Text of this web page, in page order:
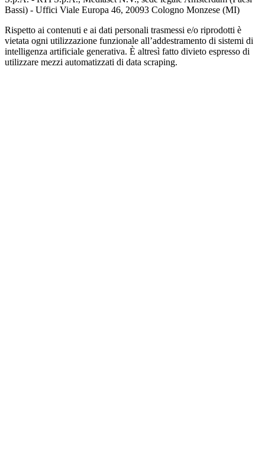
Bassi) - Uffici Viale Europa 46, 20093 Cologno Monzese (MI)
Rispetto ai contenuti e ai dati personali trasmessi e/o riprodotti è
vietata ogni utilizzazione funzionale all’addestramento di sistemi di
intelligenza artificiale generativa. È altresì fatto divieto espresso di
utilizzare mezzi automatizzati di data scraping.